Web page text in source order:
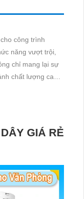
công trình
năng vượt trội,
chất lượng cao
GIÁ RẺ